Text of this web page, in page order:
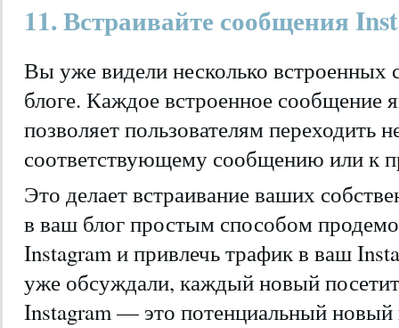
11. Встраивайте сообщения
Вы уже видели несколько встроенных
блоге. Каждое встроенное сообщение
позволяет пользователям переходить
соответствующему сообщению или к
Это делает встраивание ваших
в ваш блог простым способом
Instagram и привлечь трафик в ваш
уже обсуждали, каждый новый
Instagram — это потенциальный новый